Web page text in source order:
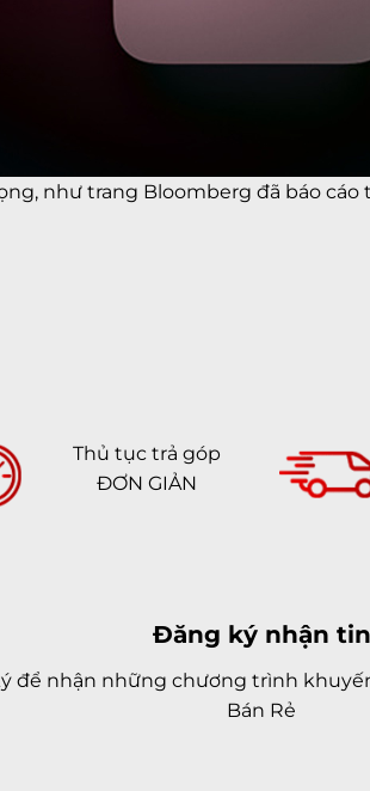
như trang Bloomberg đã báo cáo
Thủ tục trả góp
ĐƠN GIẢN
Đăng ký nhận tin
để nhận những chương trình
Bán Rẻ